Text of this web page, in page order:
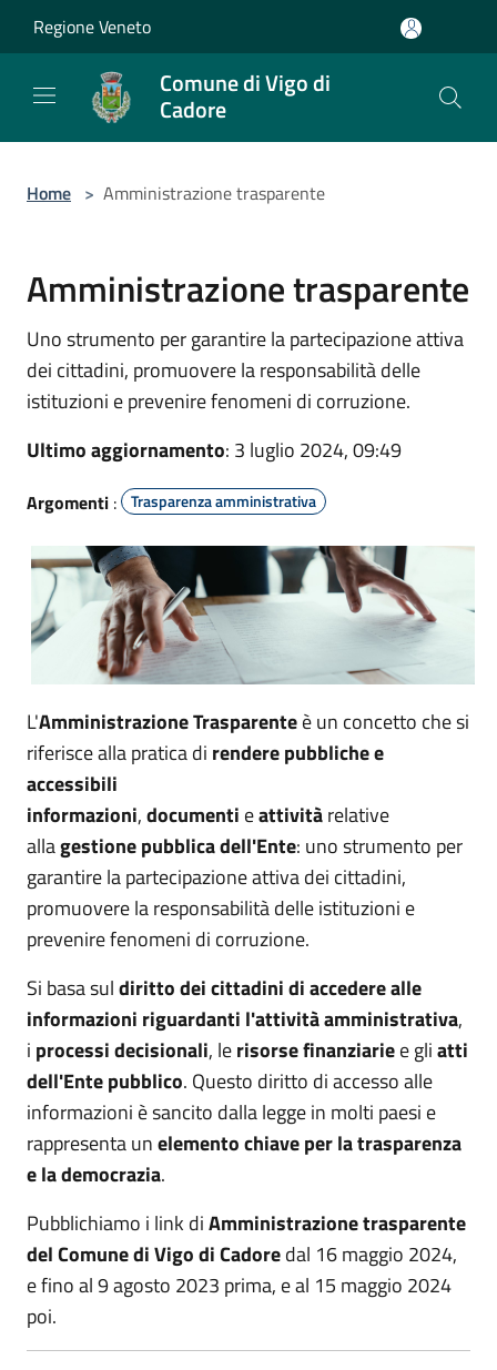
Regione Veneto
Comune di Vigo di
Cadore
Home > Amministrazione trasparente
Amministrazione trasparente
Uno strumento per garantire la partecipazione attiva
dei cittadini, promuovere la responsabilità delle
istituzioni e prevenire fenomeni di corruzione.
Ultimo aggiornamento: 3 luglio 2024, 09:49
Argomenti : Trasparenza amministrativa
L'Amministrazione Trasparenteè un concetto che si
riferisce alla pratica di rendere pubbliche e
accessibili
informazioni,documenti eattivitàrelative
allagestione pubblica dell'Ente: uno strumento per
garantire la partecipazione attiva dei cittadini,
promuovere la responsabilità delle istituzioni e
prevenire fenomeni di corruzione.
Si basa suldiritto dei cittadini di accedere alle
informazioni riguardanti l'attività amministrativa,
i processi decisionali, lerisorse finanziariee gliatti
dell'Ente pubblico. Questo diritto di accesso alle
informazioni è sancito dalla legge in molti paesi e
rappresenta unelemento chiave per la trasparenza
e la democrazia.
Pubblichiamo i link diAmministrazione trasparente
del Comune di Vigo di Cadoredal 16 maggio 2024,
e fino al 9 agosto 2023 prima, e al 15 maggio 2024
poi.